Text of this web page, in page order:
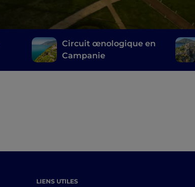
Circuit œnologique en
Campanie
LIENS UTILES